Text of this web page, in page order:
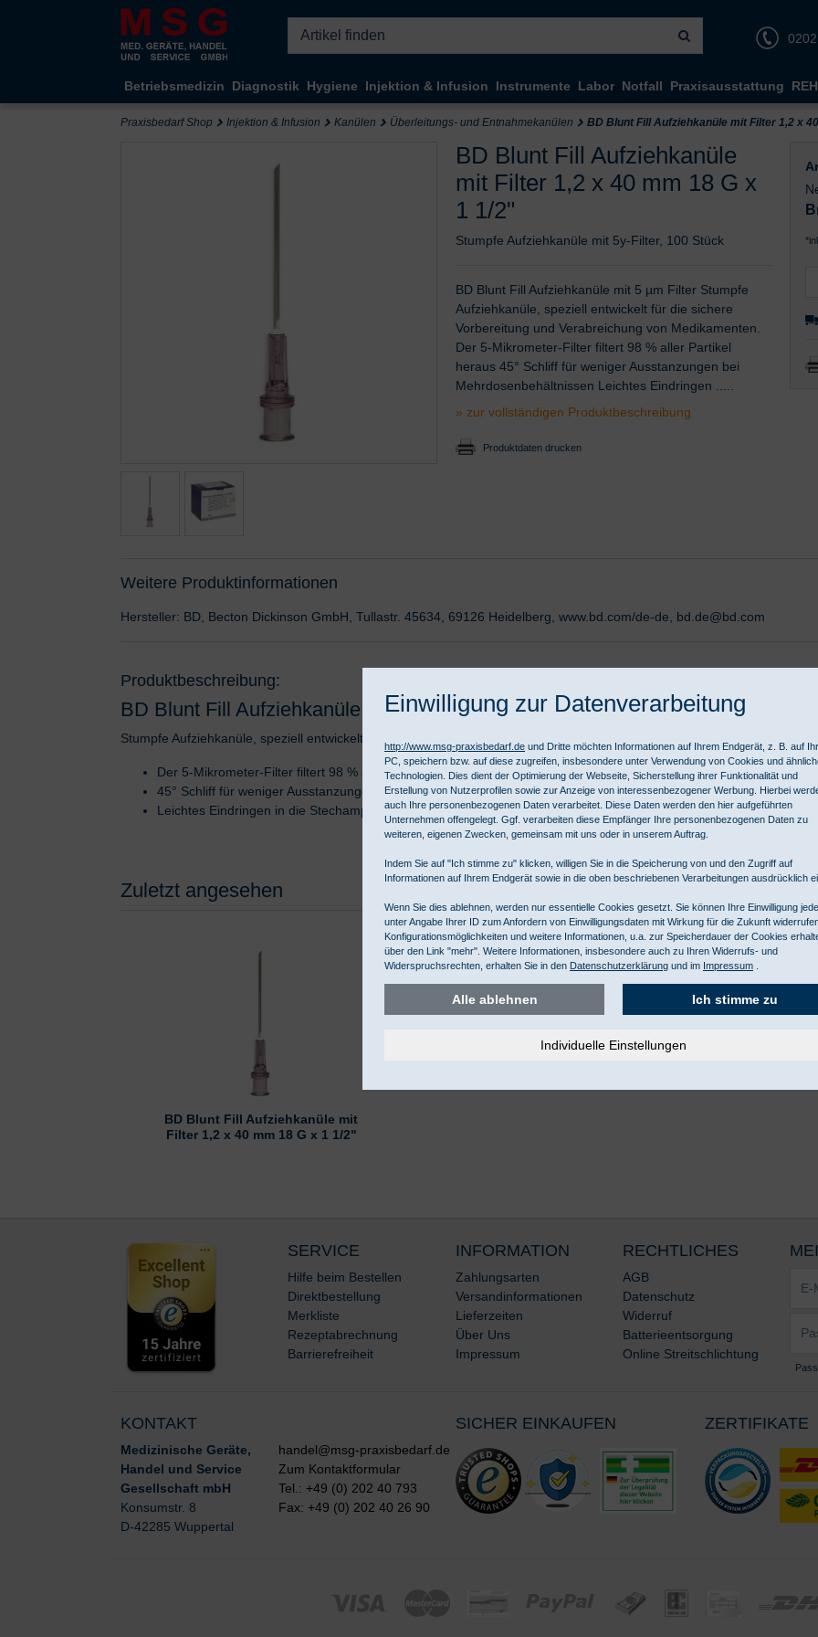
Kompletten Head der Seite überspringen
Betriebsmedizin Diagnostik Hygiene Injektion & Infusion Instrumente Labor Notfall Praxisausstattung
Praxisbedarf Shop Injektion & Infusion Kanülen Überleitungs- und Entnahmekanülen BD Blunt Fill Aufziehkanüle mit Filter 1,2 x
BD Blunt Fill Aufziehkanüle
mit Filter 1,2 x 40 mm 18 G x
1 1/2"
Stumpfe Aufziehkanüle mit 5y-Filter, 100 Stück
BD Blunt Fill Aufziehkanüle mit 5 µm Filter Stumpfe
Aufziehkanüle, speziell entwickelt für die sichere
Vorbereitung und Verabreichung von Medikamenten.
Der 5-Mikrometer-Filter filtert 98 % aller Partikel
heraus 45° Schliff für weniger Ausstanzungen bei
Mehrdosenbehältnissen Leichtes Eindringen .....
» zur vollständigen Produktbeschreibung
Produktdaten drucken
Weitere Produktinformationen
Hersteller: BD, Becton Dickinson GmbH, Tullastr. 45634, 69126 Heidelberg, www.bd.com/de-de, bd.de@bd.com
Produktbeschreibung:
BD Blunt Fill Aufziehkanüle mit 5 µm Filter
Stumpfe Aufziehkanüle, speziell entwickelt für die sichere Vorbereitung und Verabreichung von Medikamenten.
Der 5-Mikrometer-Filter filtert 98 % aller Partikel heraus
45° Schliff für weniger Ausstanzungen bei Mehrdosenbehältnissen
Leichtes Eindringen in die Stechampullen (z. B. Mehrdosenbehältnisse) durch schrägen Anschnitt
Zuletzt angesehen
BD Blunt Fill Aufziehkanüle mit
Filter 1,2 x 40 mm 18 G x 1 1/2"
SERVICE
Hilfe beim Bestellen
Direktbestellung
Merkliste
Rezeptabrechnung
Barrierefreiheit
INFORMATION
Zahlungsarten
Versandinformationen
Lieferzeiten
Über Uns
Impressum
RECHTLICHES
AGB
Datenschutz
Widerruf
Batterieentsorgung
Online Streitschlichtung
Mail-
KONTAKT
Medizinische Geräte,
Handel und Service
Gesellschaft mbH
Konsumstr. 8
D-42285 Wuppertal
handel@msg-praxisbedarf.de
Zum Kontaktformular
Tel.: +49 (0) 202 40 793
Fax: +49 (0) 202 40 26 90
SICHER EINKAUFEN ZERTIFIKATE
Einwilligung zur Datenverarbeitung
http://www.msg-praxisbedarf.de und Dritte möchten Informationen auf Ihrem Endgerät, z. B. auf
PC, speichern bzw. auf diese zugreifen, insbesondere unter Verwendung von Cookies und
Technologien. Dies dient der Optimierung der Webseite, Sicherstellung ihrer Funktionalität und
Erstellung von Nutzerprofilen sowie zur Anzeige von interessenbezogener Werbung. Hierbei
auch Ihre personenbezogenen Daten verarbeitet. Diese Daten werden den hier aufgeführten
Unternehmen offengelegt. Ggf. verarbeiten diese Empfänger Ihre personenbezogenen Daten zu
weiteren, eigenen Zwecken, gemeinsam mit uns oder in unserem Auftrag.
Indem Sie auf "Ich stimme zu" klicken, willigen Sie in die Speicherung von und den Zugriff auf
Informationen auf Ihrem Endgerät sowie in die oben beschriebenen Verarbeitungen ausdrücklich
Wenn Sie dies ablehnen, werden nur essentielle Cookies gesetzt. Sie können Ihre Einwilligung
unter Angabe Ihrer ID zum Anfordern von Einwilligungsdaten mit Wirkung für die Zukunft
Konfigurationsmöglichkeiten und weitere Informationen, u.a. zur Speicherdauer der Cookies
über den Link "mehr". Weitere Informationen, insbesondere auch zu Ihren Widerrufs- und
Widerspruchsrechten, erhalten Sie in den Datenschutzerklärung und im Impressum
Ich stimme zu
Alle ablehnen